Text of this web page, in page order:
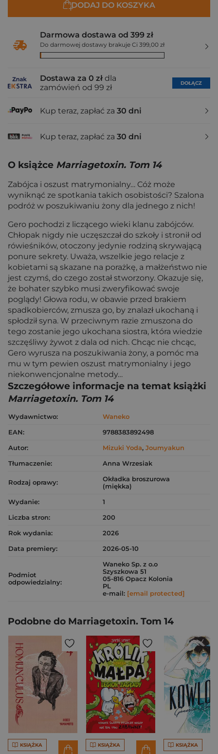
DODAJ DO KOSZYKA
Darmowa dostawa od 399 zł
Do darmowej dostawy brakuje Ci 399,00 zł
Dostawa za 0 zł dla
zamówień od 99 zł
DOŁĄCZ
Kup teraz, zapłać za 30 dni
Kup teraz, zapłać za 30 dni
O książce Marriagetoxin. Tom 14
Zabójca i oszust matrymonialny… Cóż może
wyniknąć ze spotkania takich osobistości? Szalona
podróż w poszukiwaniu żony dla jednego z nich!
Gero pochodzi z liczącego wieki klanu zabójców.
Chłopak nigdy nie uczęszczał do szkoły i stronił od
rówieśników, otoczony jedynie rodziną skrywającą
ponure sekrety. Uważa, wszelkie jego relacje z
kobietami są skazane na porażkę, a małżeństwo nie
jest czymś, do czego został stworzony. Okazuje się,
że bohater szybko musi zweryfikować swoje
poglądy! Głowa rodu, w obawie przed brakiem
spadkobierców, zmusza go, by znalazł ukochaną i
spłodził syna. W przeciwnym razie zmuszona do
tego zostanie jego ukochana siostra, która wiedzie
szczęśliwy żywot z dala od nich. Chcąc nie chcąc,
Gero wyrusza na poszukiwania żony, a pomóc ma
mu w tym pewien oszust matrymonialny i jego
niekonwencjonalne metody…
Szczegółowe informacje na temat książki
Marriagetoxin. Tom 14
Wydawnictwo:
Waneko
EAN:
9788383892498
Autor:
Mizuki Yoda, Joumyakun
Tłumaczenie:
Anna Wrzesiak
Rodzaj oprawy:
Okładka broszurowa
(miękka)
Wydanie:
1
Liczba stron:
200
Rok wydania:
2026
Data premiery:
2026-05-10
Podmiot
odpowiedzialny:
Waneko Sp. z o.o
Szyszkowa 51
05-816 Opacz Kolonia
PL
e-mail: [email protected]
Podobne do Marriagetoxin. Tom 14
KSIĄŻKA KSIĄŻKA KSIĄŻKA